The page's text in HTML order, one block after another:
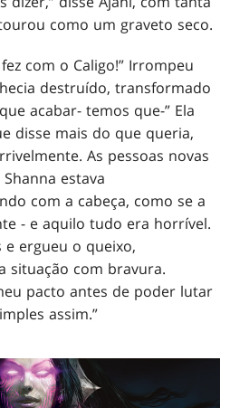
como um graveto seco.
com o Caligo!” Irrompeu
destruído, transformado
acabar- temos que-” Ela
disse mais do que queria,
As pessoas novas
estava
com a cabeça, como se a
- e aquilo tudo era horrível.
e ergueu o queixo,
situação com bravura.
pacto antes de poder lutar
assim.”